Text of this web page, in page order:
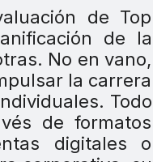
de Top
de la
No en vano,
la carrera
Todo
de formatos
digitales o